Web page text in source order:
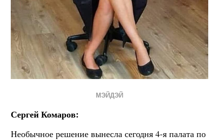
МЭЙДЭЙ
Сергей Комаров:
Необычное решение вынесла сегодня 4-я палата по